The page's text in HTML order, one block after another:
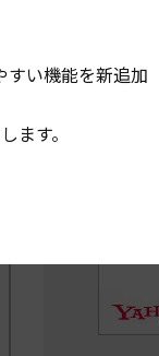
すい機能を新追加
ます。